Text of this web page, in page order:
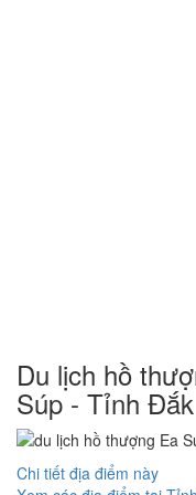
Du lịch hồ
Súp - Tỉnh
Chi tiết địa điểm này